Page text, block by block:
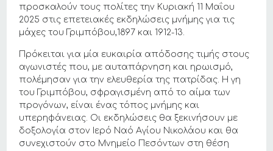
προσκαλούν τους πολίτες την Κυριακή 11 Μαΐου
2025 στις επετειακές εκδηλώσεις μνήμης για τις
μάχες του Γριμπόβου,1897 και 1912-13.
Πρόκειται για μία ευκαιρία απόδοσης τιμής στους
αγωνιστές που, με αυταπάρνηση και ηρωισμό,
πολέμησαν για την ελευθερία της πατρίδας. Η γη
του Γριμπόβου, σφραγισμένη από το αίμα των
προγόνων, είναι ένας τόπος μνήμης και
υπερηφάνειας. Οι εκδηλώσεις θα ξεκινήσουν με
δοξολογία στον Ιερό Ναό Αγίου Νικολάου και θα
συνεχιστούν στο Μνημείο Πεσόντων στη θέση